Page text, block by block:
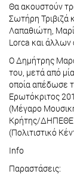
Θα ακουστούν
Σωτήρη
Λαπαθιώτη,
Lorca και άλλων
Ο Δημήτρης
του, μετά από
οποία απέδωσε
Ερωτόκριτος
(Μέγαρο
Κρήτης/ΔΗΠΕΘΕ
(Πολιτιστικό
Info
Παραστάσεις: